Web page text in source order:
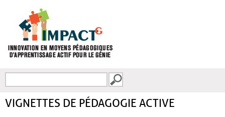
FORMULAIRE DE
VIGNETTES DE PÉDAGOGIE ACTIVE